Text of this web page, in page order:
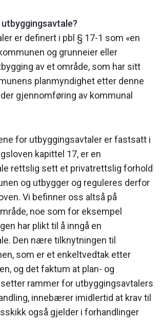
utbyggingsavtale?
er definert i pbl § 17-1 som «en
og grunneier eller
av et område, som har sitt
planmyndighet etter denne
gjennomføring av kommunal
for utbyggingsavtaler er fastsatt i
kapittel 17, er en
rettslig sett et privatrettslig forhold
og utbygger og reguleres derfor
Vi befinner oss altså på
noe som for eksempel
har plikt til å inngå en
Den nære tilknytningen til
som er et enkeltvedtak etter
og det faktum at plan- og
rammer for utbyggingsavtalers
innebærer imidlertid at krav til
også gjelder i forhandlinger